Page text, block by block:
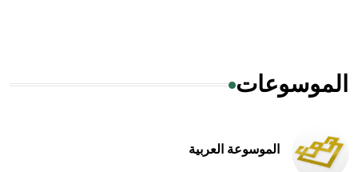
الموسوعات
الموسوعة العربية